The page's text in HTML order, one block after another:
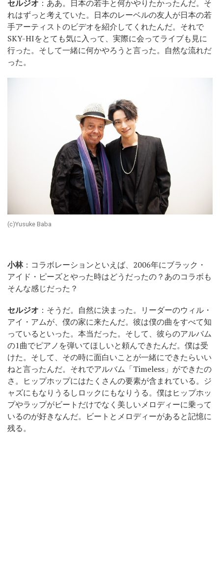
セルジオ ：ああ。日本の若手と何かやりたかったんだ。そ
れはずっと考えていた。日本のレーベルの友人が日本の若
手アーティストのビデオを紹介してくれたんだ。それで
SKY-HIをとても気に入って、実際に会ってライブも見に
行った。そして一緒に何かやろうと言った。自然な流れだ
った。
(c)Yusuke Baba
小林：コラボレーションといえば、2006年にブラック・
アイド・ピーズとやった時はどうだったの？あのコラボも
そんな感じだった？
セルジオ ：そうだ。自然に決まった。リーダーのウィル・
アイ・アムが、僕の家に来たんだ。彼は僕の曲をすべて知
っているといった。本当だった。そして、彼らのアルバム
の1曲でピアノを弾いてほしいと頼んできたんだ。僕は受
けた。そして、その時に面白いことが一緒にできたらいい
ねと言ったんだ。それでアルバム「Timeless」ができたの
さ。ヒップホップにはたくさんの要素が含まれている。ジ
ャズにもなりうるしロックにもなりうる。僕はヒップホッ
プやラップがビートだけでなく美しいメロディーに乗って
いるのが好きなんだ。ビートとメロディーがあると記憶に
残る。